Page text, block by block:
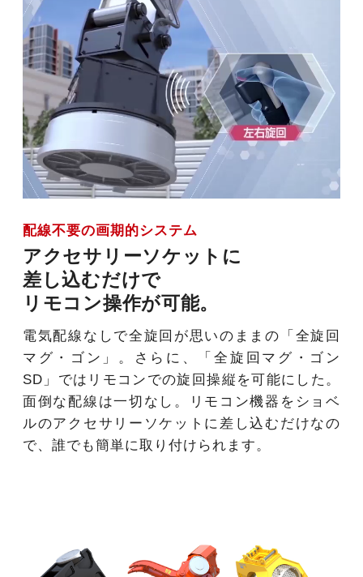
配線不要の画期的システム
アクセサリーソケットに
差し込むだけで
リモコン操作が可能。
電気配線なしで全旋回が思いのままの「全旋回
マグ・ゴン」。さらに、「全旋回マグ・ゴン
SD」ではリモコンでの旋回操縦を可能にした。
面倒な配線は一切なし。リモコン機器をショベ
ルのアクセサリーソケットに差し込むだけなの
で、誰でも簡単に取り付けられます。